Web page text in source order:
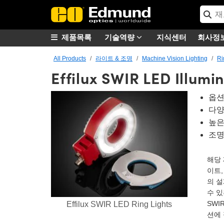
기술역량 지식센터 회사정
제품목록
All Products 라이트 & 조명 Machine Vision Lighting
Effilux SWIR LED
Effilux SWIR LED Ring Lights
옵
다
높
조
해당
이트
의
수
션에